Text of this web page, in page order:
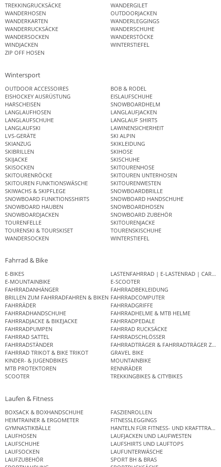
TREKKINGRUCKSÄCKE
WANDERGILET
WANDERHOSEN
OUTDOORJACKEN
WANDERKARTEN
WANDERLEGGINGS
WANDERRUCKSÄCKE
WANDERSCHUHE
WANDERSOCKEN
WANDERSTÖCKE
WINDJACKEN
WINTERSTIEFEL
ZIP OFF HOSEN
Wintersport
OUTDOOR ACCESSOIRES
BOB & RODEL
EISHOCKEY AUSRÜSTUNG
EISLAUFSCHUHE
HARSCHEISEN
SNOWBOARDHELM
LANGLAUFHOSEN
LANGLAUFJACKEN
LANGLAUFSCHUHE
LANGLAUF SHIRTS
LANGLAUFSKI
LAWINENSICHERHEIT
LVS-GERÄTE
SKI ALPIN
SKIANZUG
SKIKLEIDUNG
SKIBRILLEN
SKIHOSE
SKIJACKE
SKISCHUHE
SKISOCKEN
SKITOURENHOSE
SKITOURENRÖCKE
SKITOUREN UNTERHOSEN
SKITOUREN FUNKTIONSWÄSCHE
SKITOURENWESTEN
SKIWACHS & SKIPFLEGE
SNOWBOARDBRILLE
SNOWBOARD FUNKTIONSSHIRTS
SNOWBOARD HANDSCHUHE
SNOWBOARD HAUBEN
SNOWBOARDHOSEN
SNOWBOARDJACKEN
SNOWBOARD ZUBEHÖR
TOURENFELLE
SKITOURENJACKE
TOURENSKI & TOURSKISET
TOURENSKISCHUHE
WANDERSOCKEN
WINTERSTIEFEL
Fahrrad & Bike
E-BIKES
LASTENFAHRRAD | E-LASTENRAD |
E-MOUNTAINBIKE
E-SCOOTER
FAHRRADANHÄNGER
FAHRRADBEKLEIDUNG
BRILLEN ZUM FAHRRADFAHREN & BIKEN FAHRRADCOMPUTER
FAHRRÄDER
FAHRRADGRIFFE
FAHRRADHANDSCHUHE
FAHRRADHELME & MTB HELME
FAHRRADJACKE & BIKEJACKE
FAHRRADPEDALE
FAHRRADPUMPEN
FAHRRAD RUCKSÄCKE
FAHRRAD SATTEL
FAHRRADSCHLÖSSER
FAHRRADSTÄNDER
FAHRRADTRÄGER & FAHRRADTRÄGER
FAHRRAD TRIKOT & BIKE TRIKOT
GRAVEL BIKE
KINDER- & JUGENDBIKES
MOUNTAINBIKE
MTB PROTEKTOREN
RENNRÄDER
SCOOTER
TREKKINGBIKES & CITYBIKES
Laufen & Fitness
BOXSACK & BOXHANDSCHUHE
FASZIENROLLEN
HEIMTRAINER & ERGOMETER
FITNESSLEGGINGS
GYMNASTIKBÄLLE
HANTELN FÜR FITNESS- UND
LAUFHOSEN
LAUFJACKEN UND LAUFWESTEN
LAUFSCHUHE
LAUFSHIRTS UND LAUFTOPS
LAUFSOCKEN
LAUFUNTERWÄSCHE
LAUFZUBEHÖR
SPORT BH & BRAS